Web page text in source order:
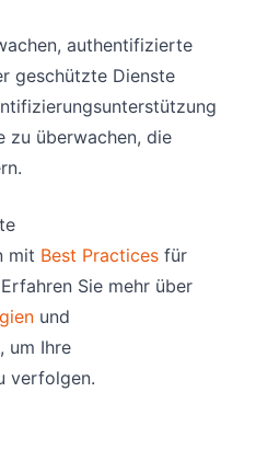
authentifizierte
geschützte Dienste
zu überwachen, die
mit Best Practices für
Sie mehr über
und
, um Ihre
verfolgen.